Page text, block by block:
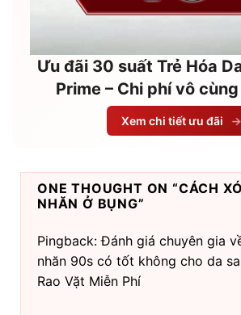
Ưu đãi 30 suất Trẻ Hóa
Prime – Chi phí vô
Xem chi tiết ưu đãi →
ONE THOUGHT ON “CÁCH
NHĂN Ở BỤNG”
Pingback: Đánh giá chuyên gia
nhăn 90s có tốt không cho da
Rao Vặt Miễn Phí